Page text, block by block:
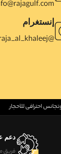
إنستغرام
وتجانس احترافي للأحجار
دعم
فريق